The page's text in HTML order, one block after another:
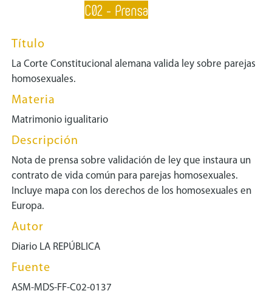
C02 - Prensa
Título
La Corte Constitucional alemana valida ley sobre parejas
homosexuales.
Materia
Matrimonio igualitario
Descripción
Nota de prensa sobre validación de ley que instaura un
contrato de vida común para parejas homosexuales.
Incluye mapa con los derechos de los homosexuales en
Europa.
Autor
Diario LA REPÚBLICA
Fuente
ASM-MDS-FF-C02-0137